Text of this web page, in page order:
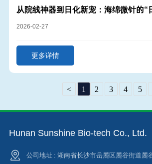
从院线神器到日化新宠：海绵微针的“
2026-02-27
更多详情
< 1 2 3 4 5
Hunan Sunshine Bio-tech Co., Ltd.
公司地址 : 湖南省长沙市岳麓区麓谷街道麓